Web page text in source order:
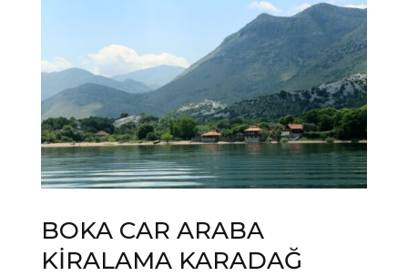
BOKA CAR ARABA
KİRALAMA KARADAĞ